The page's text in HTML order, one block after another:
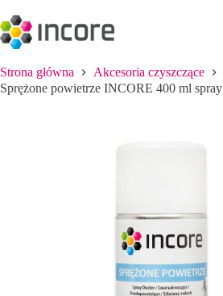
do
treści
Strona główna
Akcesoria czyszczące
Sprężone powietrze INCORE 400 ml spray